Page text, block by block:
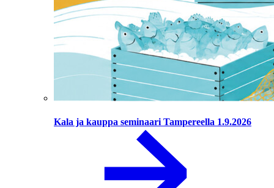
Kala ja kauppa seminaari Tampereella 1.9.2026